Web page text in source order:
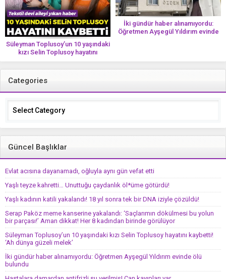
Süleyman Toplusoy’un 10 yaşındaki
kızı Selin Toplusoy hayatını
kaybetti! ‘Ah dünya güzeli melek’
İki gündür haber alınamıyordu:
Öğretmen Ayşegül Yıldırım evinde
Categories
Categories
Güncel Başlıklar
Evlat acısına dayanamadı, oğluyla aynı gün vefat etti
Yaşlı teyze kahretti… Unuttuğu çaydanlık öl*üme götürdü!
Yaşlı kadının katili yakalandı! 18 yıl sonra tek bir DNA iziyle çözüldü!
Serap Paköz meme kanserine yakalandı: ‘Saçlarımın dökülmesi bu yolun
bir parçası!’ Aman dikkat! Her 8 kadından birinde görülüyor
Süleyman Toplusoy’un 10 yaşındaki kızı Selin Toplusoy hayatını kaybetti!
‘Ah dünya güzeli melek’
İki gündür haber alınamıyordu: Öğretmen Ayşegül Yıldırım evinde ölü
bulundu